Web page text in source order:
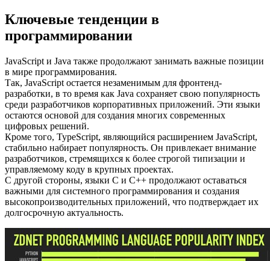
Ключевые тенденции в
программировании
JavaScript и Java также продолжают занимать важные позиции
в мире программирования.
Так, JavaScript остается незаменимым для фронтенд-
разработки, в то время как Java сохраняет свою популярность
среди разработчиков корпоративных приложений. Эти языки
остаются основой для создания многих современных
цифровых решений.
Кроме того, TypeScript, являющийся расширением JavaScript,
стабильно набирает популярность. Он привлекает внимание
разработчиков, стремящихся к более строгой типизации и
управляемому коду в крупных проектах.
С другой стороны, языки C и C++ продолжают оставаться
важными для системного программирования и создания
высокопроизводительных приложений, что подтверждает их
долгосрочную актуальность.